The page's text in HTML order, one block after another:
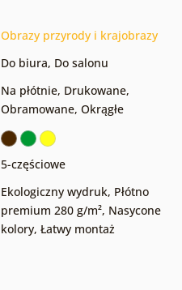
Obrazy przyrody i krajobrazy
Do biura, Do salonu
Na płótnie, Drukowane,
Obramowane, Okrągłe
5-częściowe
Ekologiczny wydruk, Płótno
premium 280 g/m², Nasycone
kolory, Łatwy montaż